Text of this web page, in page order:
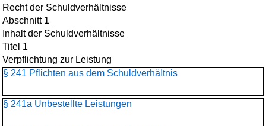
Recht der Schuldverhältnisse
Abschnitt 1
Inhalt der Schuldverhältnisse
Titel 1
Verpflichtung zur Leistung
§ 241 Pflichten aus dem Schuldverhältnis
§ 241a Unbestellte Leistungen